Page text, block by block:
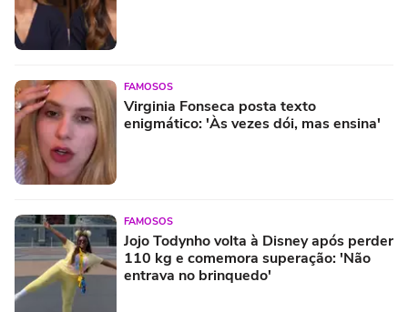
FAMOSOS
Virginia Fonseca posta texto
enigmático: 'Às vezes dói, mas ensina'
FAMOSOS
Jojo Todynho volta à Disney após perder
110 kg e comemora superação: 'Não
entrava no brinquedo'